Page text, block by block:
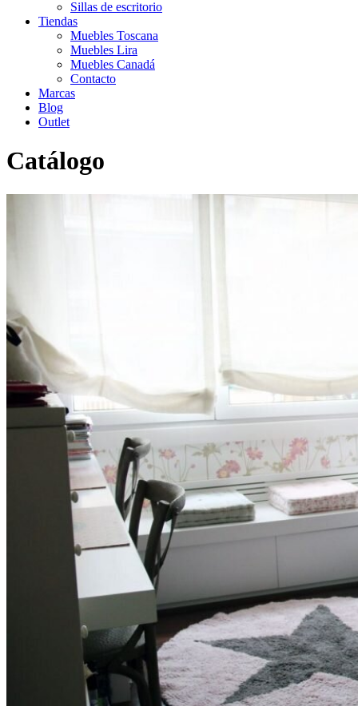
Sillas de escritorio
Tiendas
Muebles Toscana
Muebles Lira
Muebles Canadá
Contacto
Marcas
Blog
Outlet
Catálogo